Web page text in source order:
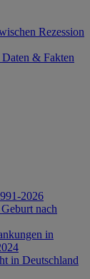
Rezession
& Fakten
2026
nach
in
in Deutschland